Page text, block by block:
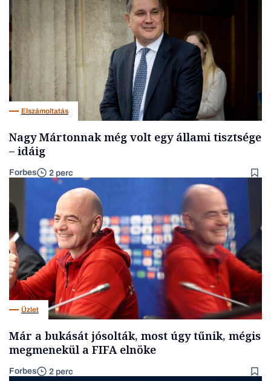
Elszámoltatás
Nagy Mártonnak még volt egy állami tisztsége
– idáig
Forbes 2 perc
Üzlet
Már a bukását jósolták, most úgy tűnik, mégis
megmenekül a FIFA elnöke
Forbes 2 perc